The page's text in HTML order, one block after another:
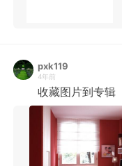
pxk119
4年前
收藏图片到专辑